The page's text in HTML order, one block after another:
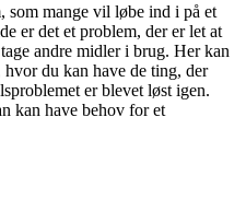
som mange vil løbe ind i på et
er det et problem, der er let at
andre midler i brug. Her kan
du kan have de ting, der
er blevet løst igen.
kan have behov for et